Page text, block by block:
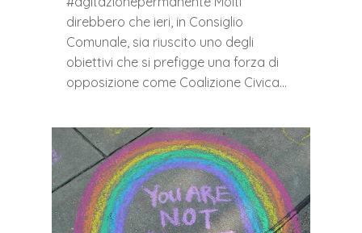
direbbero che ieri, in Consiglio
Comunale, sia riuscito uno degli
obiettivi che si prefigge una forza di
opposizione come Coalizione Civica…
0